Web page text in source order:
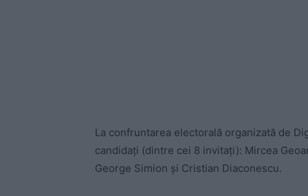
La confruntarea electorală organizată de
candidați (dintre cei 8 invitați): Mircea
George Simion și Cristian Diaconescu.